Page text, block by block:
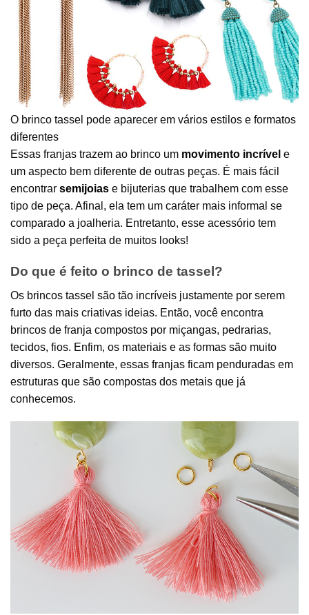
O brinco tassel pode aparecer em vários estilos e formatos
diferentes
Essas franjas trazem ao brinco um movimento incrível e
um aspecto bem diferente de outras peças. É mais fácil
encontrar semijoias e bijuterias que trabalhem com esse
tipo de peça. Afinal, ela tem um caráter mais informal se
comparado a joalheria. Entretanto, esse acessório tem
sido a peça perfeita de muitos looks!
Do que é feito o brinco de tassel?
Os brincos tassel são tão incríveis justamente por serem
furto das mais criativas ideias. Então, você encontra
brincos de franja compostos por miçangas, pedrarias,
tecidos, fios. Enfim, os materiais e as formas são muito
diversos. Geralmente, essas franjas ficam penduradas em
estruturas que são compostas dos metais que já
conhecemos.